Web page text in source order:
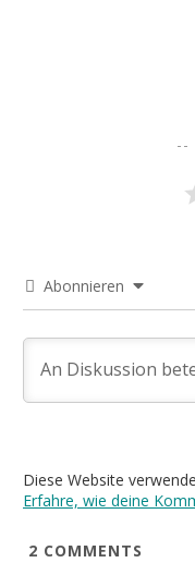
Abonnieren
Diese Website
Erfahre, wie deine
2 COMMENTS